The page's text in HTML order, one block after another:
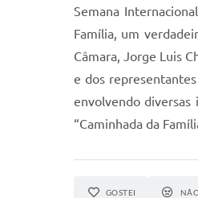
Semana
Família, um
Câmara, Jorge Luis
e dos
envolvendo diversas
“Caminhada da
GOSTEI